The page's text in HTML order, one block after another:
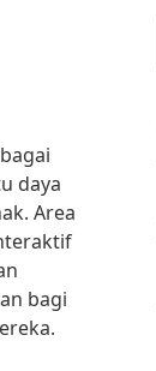
daya
Area
bagi